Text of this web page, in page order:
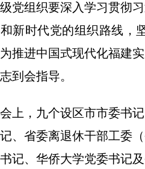
党组织要深入学习贯彻
新时代党的组织路线，
推进中国式现代化福建
到会指导。
会上，九个设区市市委书
、省委离退休干部工委
记、华侨大学党委书记